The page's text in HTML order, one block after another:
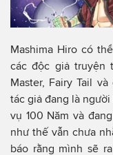
Mashima Hiro có
các độc giả truyện
Master, Fairy Tail
tác giả đang là
vụ 100 Năm và
như thế vẫn chưa
báo rằng mình sẽ